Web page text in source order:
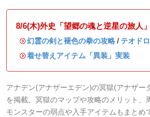
8/6(木)外史「望郷の魂と逆星の旅人
・幻霊の剣と褪色の拳の攻略 / テオド
・着せ替えアイテム「異装」実装
アナデン(アナザーエデン)の冥獄(アナザ
を掲載。冥獄のマップや攻略のメリット、
モンスターの弱点や入手アイテムもまとめ